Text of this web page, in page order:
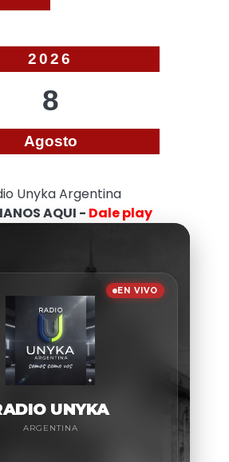
2026
8
Agosto
Unyka Argentina
AQUI - Dale play